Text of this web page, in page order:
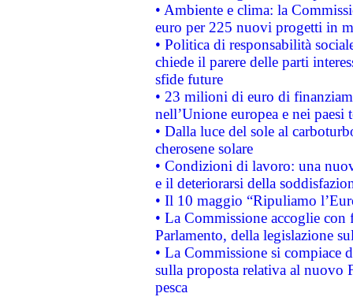
• Ambiente e clima: la
euro per 225 nuovi progetti in
• Politica di responsabilità
chiede il parere delle parti
sfide future
• 23 milioni di euro di
nell’Unione europea e nei paesi
• Dalla luce del sole al
cherosene solare
• Condizioni di lavoro: una
e il deteriorarsi della
• Il 10 maggio “Ripuliamo
• La Commissione accoglie
Parlamento, della legislazione
• La Commissione si compiace
sulla proposta relativa al nuovo
pesca